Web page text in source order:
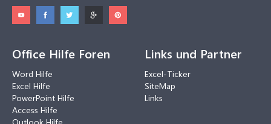
Office Hilfe Foren
Word Hilfe
Excel Hilfe
PowerPoint Hilfe
Access Hilfe
Links und Partner
Excel-Ticker
SiteMap
Links